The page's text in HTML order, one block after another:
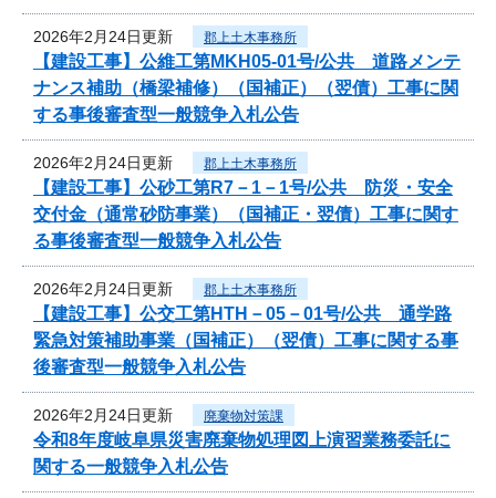
2026年2月24日更新 郡上土木事務所
【建設工事】公維工第MKH05-01号/公共 道路メンテ
ナンス補助（橋梁補修）（国補正）（翌債）工事に関
する事後審査型一般競争入札公告
2026年2月24日更新 郡上土木事務所
【建設工事】公砂工第R7－1－1号/公共 防災・安全
交付金（通常砂防事業）（国補正・翌債）工事に関す
る事後審査型一般競争入札公告
2026年2月24日更新 郡上土木事務所
【建設工事】公交工第HTH－05－01号/公共 通学路
緊急対策補助事業（国補正）（翌債）工事に関する事
後審査型一般競争入札公告
2026年2月24日更新 廃棄物対策課
令和8年度岐阜県災害廃棄物処理図上演習業務委託に
関する一般競争入札公告